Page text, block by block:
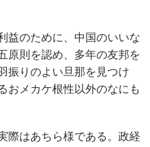
益のために、中国のいいな
原則を認め、多年の友邦を
振りのよい旦那を見つけ
おメカケ根性以外のなにも
際はあちら様である。政経